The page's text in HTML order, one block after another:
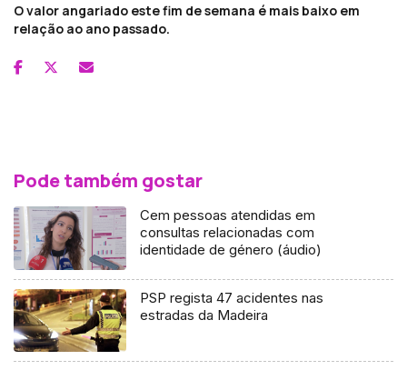
O valor angariado este fim de semana é mais baixo em
relação ao ano passado.
Pode também gostar
Cem pessoas atendidas em
consultas relacionadas com
identidade de género (áudio)
PSP regista 47 acidentes nas
estradas da Madeira